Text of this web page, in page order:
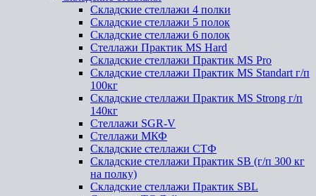
Складские стеллажи 4 полки
Складские стеллажи 5 полок
Складские стеллажи 6 полок
Стеллажи Практик MS Hard
Складские стеллажи Практик MS Pro
Складские стеллажи Практик MS Standart г/п
100кг
Складские стеллажи Практик MS Strong г/п
140кг
Стеллажи SGR-V
Стеллажи МКФ
Складские стеллажи СТФ
Складские стеллажи Практик SB (г/п 300 кг
на полку)
Складские стеллажи Практик SBL